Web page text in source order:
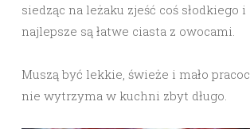
siedząc na leżaku zjeść coś słodkiego i
najlepsze są łatwe ciasta z owocami.
Muszą być lekkie, świeże i mało
nie wytrzyma w kuchni zbyt długo.